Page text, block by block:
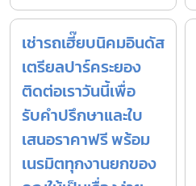
เช่ารถเฮี๊ยบนิคมอินดัส
เตรียลปาร์คระยอง
ติดต่อเราวันนี้เพื่อ
รับคำปรึกษาและใบ
เสนอราคาฟรี พร้อม
เนรมิตทุกงานยกของ